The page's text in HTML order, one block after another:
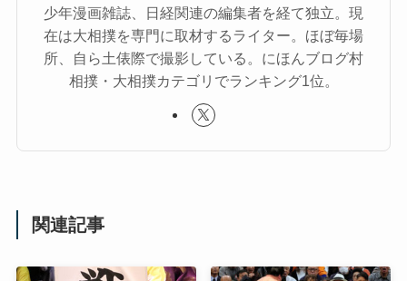
少年漫画雑誌、日経関連の編集者を経て独立。現
在は大相撲を専門に取材するライター。ほぼ毎場
所、自ら土俵際で撮影している。にほんブログ村
相撲・大相撲カテゴリでランキング1位。
関連記事